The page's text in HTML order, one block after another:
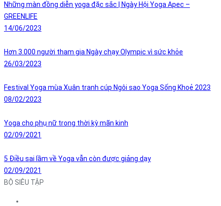
Những màn đồng diễn yoga đặc sắc | Ngày Hội Yoga Apec –
GREENLIFE
14/06/2023
Hơn 3.000 người tham gia Ngày chạy Olympic vì sức khỏe
26/03/2023
Festival Yoga mùa Xuân tranh cúp Ngôi sao Yoga Sống Khoẻ 2023
08/02/2023
Yoga cho phụ nữ trong thời kỳ mãn kinh
02/09/2021
5 Điều sai lầm về Yoga vẫn còn được giảng dạy
02/09/2021
BỘ SIÊU TẬP